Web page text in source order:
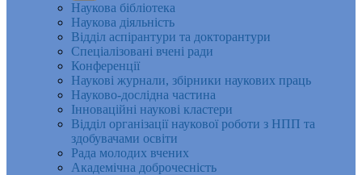
Наукова бібліотека
Наукова діяльність
Відділ аспірантури та докторантури
Спеціалізовані вчені ради
Конференції
Наукові журнали, збірники наукових праць
Науково-дослідна частина
Інноваційні наукові кластери
Відділ організації наукової роботи з НПП та
здобувачами освіти
Рада молодих вчених
Академічна доброчесність